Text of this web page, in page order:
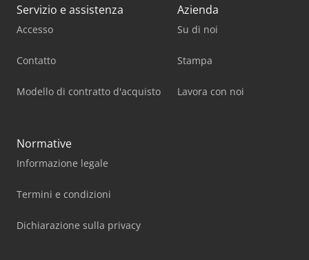
Servizio e assistenza
Accesso
Contatto
Modello di contratto d'acquisto
Azienda
Su di noi
Stampa
Lavora con noi
Normative
Informazione legale
Termini e condizioni
Dichiarazione sulla privacy